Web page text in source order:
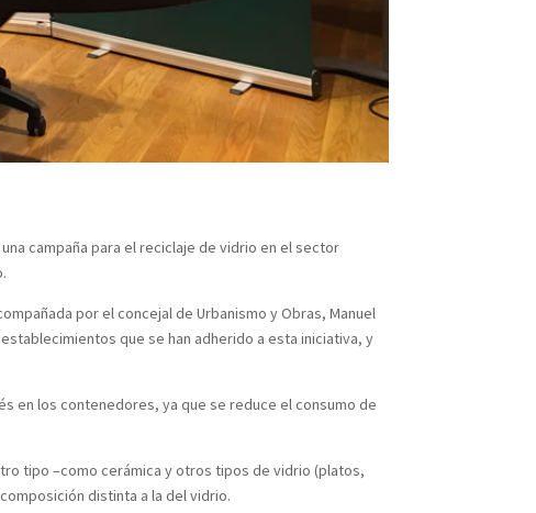
campaña para el reciclaje de vidrio en el sector
por el concejal de Urbanismo y Obras, Manuel
que se han adherido a esta iniciativa, y
en los contenedores, ya que se reduce el consumo de
tipo –como cerámica y otros tipos de vidrio (platos,
distinta a la del vidrio.